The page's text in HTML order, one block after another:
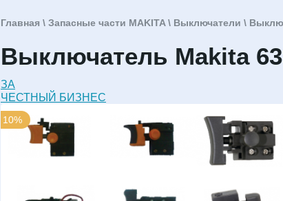
Главная \ Запасные части MAKITA\ Выключатели \
Выключатель Makita
ЗА
ЧЕСТНЫЙ БИЗНЕС
10%